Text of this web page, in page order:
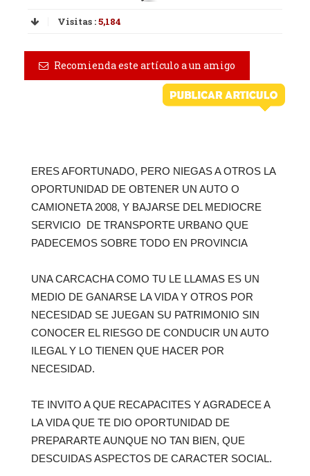
Visitas :5,184
Recomienda este artículo a un amigo
ERES AFORTUNADO, PERO NIEGAS A OTROS LA
OPORTUNIDAD DE OBTENER UN AUTO O
CAMIONETA 2008, Y BAJARSE DEL MEDIOCRE
SERVICIO DE TRANSPORTE URBANO QUE
PADECEMOS SOBRE TODO EN PROVINCIA
UNA CARCACHA COMO TU LE LLAMAS ES UN
MEDIO DE GANARSE LA VIDA Y OTROS POR
NECESIDAD SE JUEGAN SU PATRIMONIO SIN
CONOCER EL RIESGO DE CONDUCIR UN AUTO
ILEGAL Y LO TIENEN QUE HACER POR
NECESIDAD.
TE INVITO A QUE RECAPACITES Y AGRADECE A
LA VIDA QUE TE DIO OPORTUNIDAD DE
PREPARARTE AUNQUE NO TAN BIEN, QUE
DESCUIDAS ASPECTOS DE CARACTER SOCIAL.